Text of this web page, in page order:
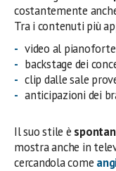
costantemente
Tra i contenuti più
video al pianoforte
backstage dei
clip dalle sale
anticipazioni dei
Il suo stile è
mostra anche in
cercandola come